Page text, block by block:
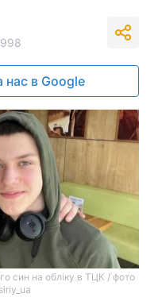
нас в Google
син на обліку в ТЦК / фото